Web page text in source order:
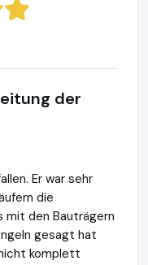
der
Er war sehr
die
mit den Bauträgern
gesagt hat
komplett